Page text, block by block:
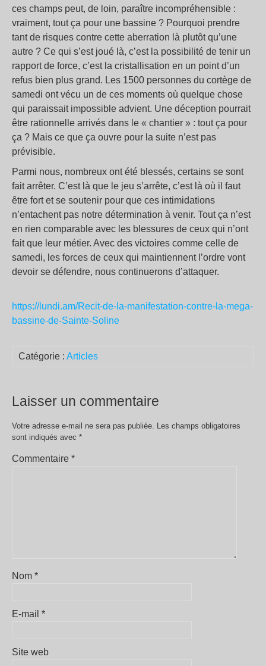
ces champs peut, de loin, paraître incompréhensible :
vraiment, tout ça pour une bassine ? Pourquoi prendre
tant de risques contre cette aberration là plutôt qu’une
autre ? Ce qui s’est joué là, c’est la possibilité de tenir un
rapport de force, c’est la cristallisation en un point d’un
refus bien plus grand. Les 1500 personnes du cortège de
samedi ont vécu un de ces moments où quelque chose
qui paraissait impossible advient. Une déception pourrait
être rationnelle arrivés dans le « chantier » : tout ça pour
ça ? Mais ce que ça ouvre pour la suite n’est pas
prévisible.
Parmi nous, nombreux ont été blessés, certains se sont
fait arrêter. C’est là que le jeu s’arrête, c’est là où il faut
être fort et se soutenir pour que ces intimidations
n’entachent pas notre détermination à venir. Tout ça n’est
en rien comparable avec les blessures de ceux qui n’ont
fait que leur métier. Avec des victoires comme celle de
samedi, les forces de ceux qui maintiennent l’ordre vont
devoir se défendre, nous continuerons d’attaquer.
https://lundi.am/Recit-de-la-manifestation-contre-la-mega-
bassine-de-Sainte-Soline
Catégorie : Articles
Laisser un commentaire
Votre adresse e-mail ne sera pas publiée. Les champs obligatoires
sont indiqués avec *
Commentaire *
Nom *
E-mail *
Site web